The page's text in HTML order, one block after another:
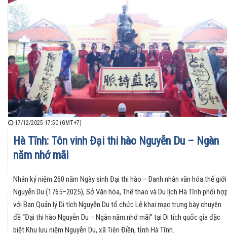
17/12/2025 17:50 (GMT+7)
Hà Tĩnh: Tôn vinh Đại thi hào Nguyễn Du – Ngàn
năm nhớ mãi
Nhân kỷ niệm 260 năm Ngày sinh Đại thi hào – Danh nhân văn hóa thế giới
Nguyễn Du (1765–2025), Sở Văn hóa, Thể thao và Du lịch Hà Tĩnh phối
với Ban Quản lý Di tích Nguyễn Du tổ chức Lễ khai mạc trưng bày chuyên
đề “Đại thi hào Nguyễn Du – Ngàn năm nhớ mãi” tại Di tích quốc gia đặc
biệt Khu lưu niệm Nguyễn Du, xã Tiên Điền, tỉnh Hà Tĩnh.